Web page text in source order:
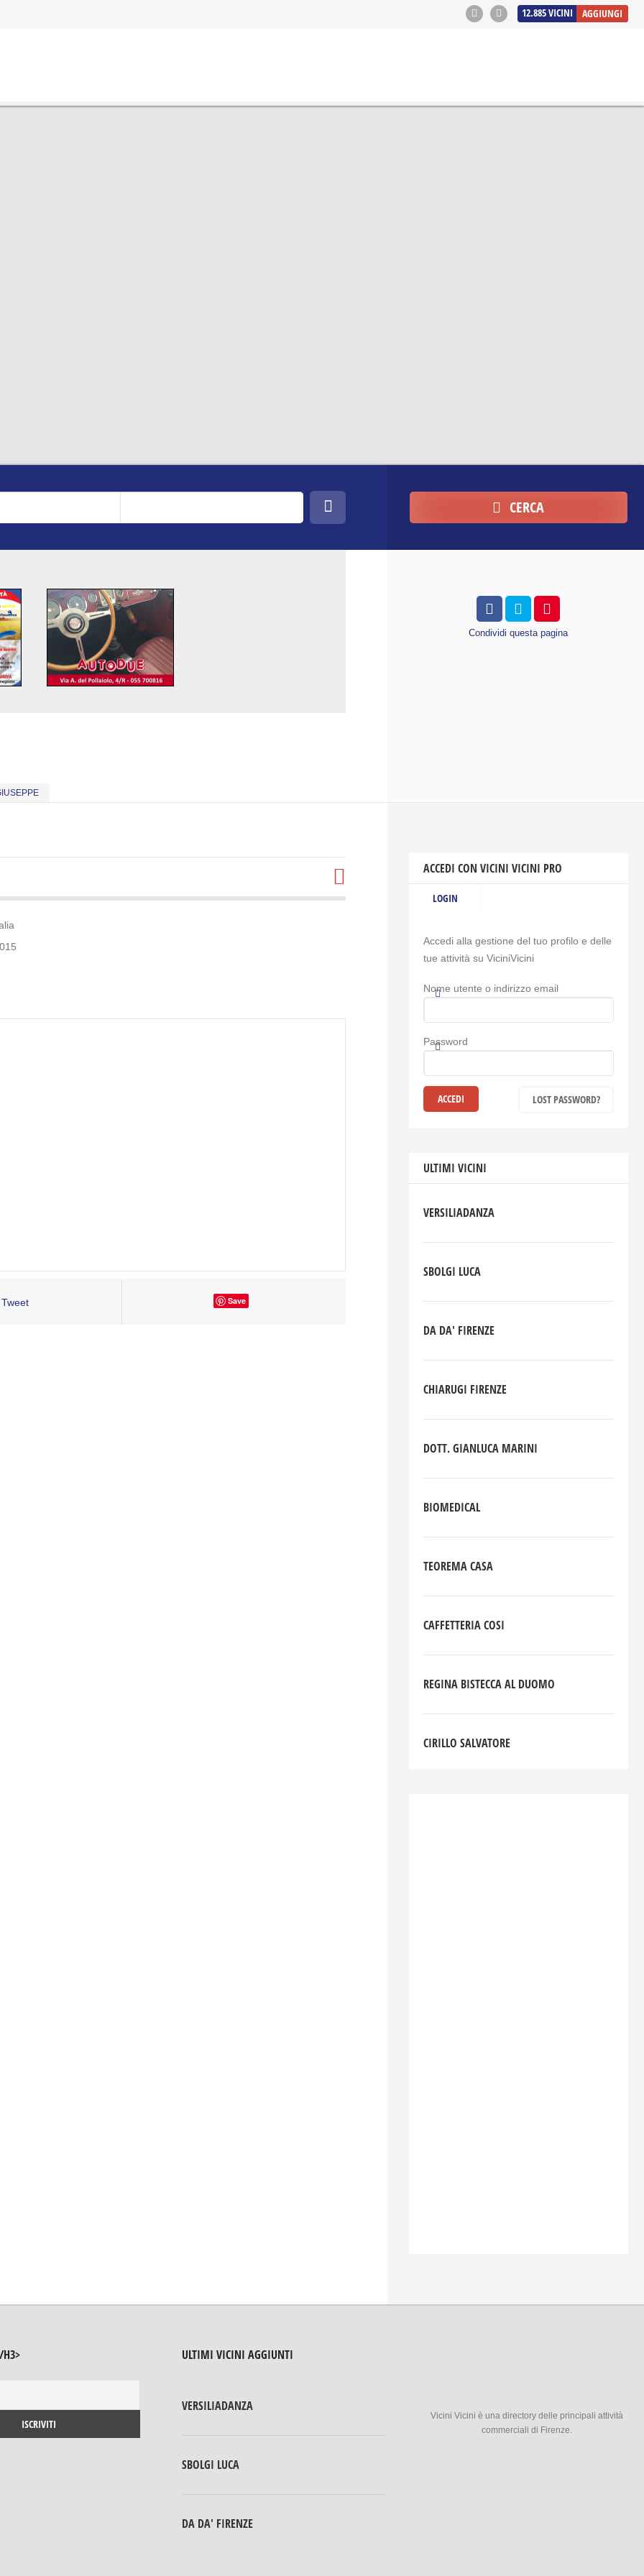
12.885VICINI AGGIUNGI
CERCA
Condividi questa pagina
Tweet Save
ACCEDI CON VICINI VICINI PRO
LOGIN
Accedi alla gestione del tuo profilo e delle
tue attività su ViciniVicini
Nome utente o indirizzo email
Password
LOST PASSWORD?
ULTIMI VICINI
VERSILIADANZA
SBOLGI LUCA
DA DA' FIRENZE
CHIARUGI FIRENZE
DOTT. GIANLUCA MARINI
BIOMEDICAL
TEOREMA CASA
CAFFETTERIA COSI
REGINA BISTECCA AL DUOMO
CIRILLO SALVATORE
H3> ULTIMI VICINI AGGIUNTI
VERSILIADANZA
SBOLGI LUCA
DA DA' FIRENZE
Vicini Vicini è una directory delle principali attività
commerciali di Firenze.